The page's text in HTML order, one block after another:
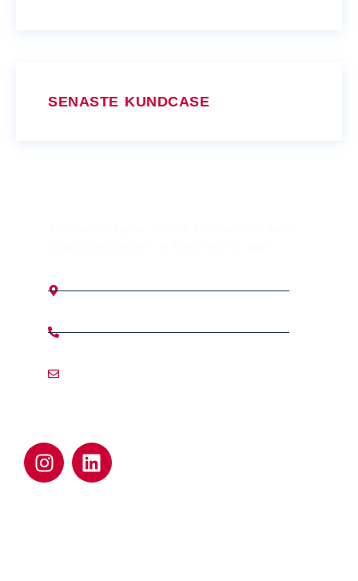
SENASTE KUNDCASE
Vallevägen 6, 373 73 Jämjö
0455 - 31 34 60